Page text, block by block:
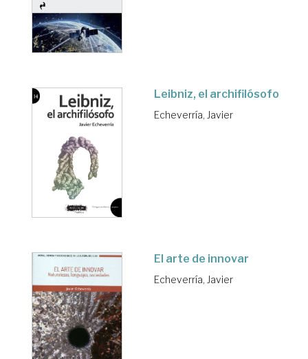
Leibniz, el archifilósofo
Echeverría, Javier
El arte de innovar
Echeverría, Javier